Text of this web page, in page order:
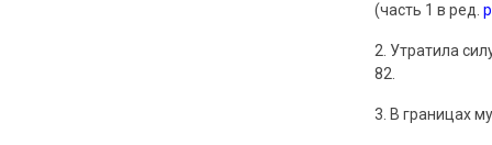
(часть 1 в ред.
2. Утратила
82.
3. В границах